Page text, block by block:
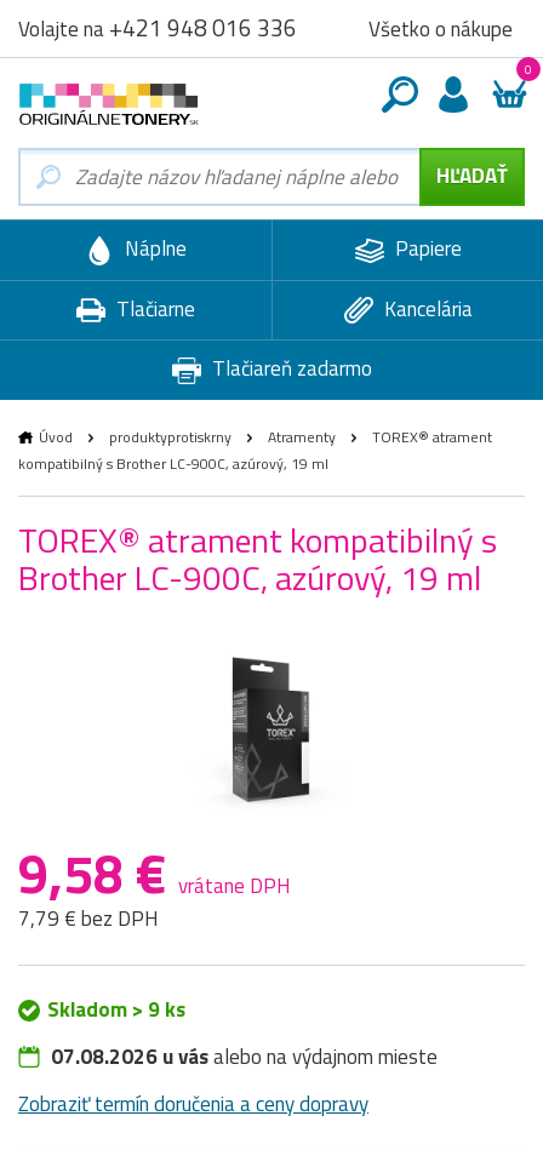
Volajte na+421 948 016 336 Všetko o nákupe
0
Náplne
Papiere
Tlačiarne
Kancelária
Tlačiareň zadarmo
Úvod produktyprotiskrny Atramenty
TOREX® atrament
kompatibilný s Brother LC-900C, azúrový, 19 ml
TOREX® atrament kompatibilný s
Brother LC-900C, azúrový, 19 ml
9,58 € vrátane DPH
7,79 € bez DPH
Skladom > 9 ks
07.08.2026 u vásalebo na výdajnom mieste
Zobraziť termín doručenia a ceny dopravy